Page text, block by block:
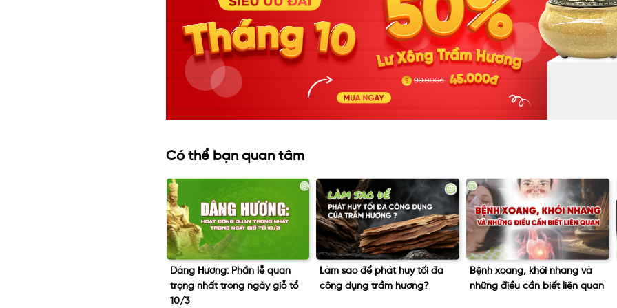
Có thể bạn quan tâm
Làm sao để phát huy tối đa
công dụng trầm hương?
Bệnh xoang, khói nhang và
những điều cần biết liên quan
Tết Đoan Ngọ – Ăn bánh tro
có giúp diệt sâu bọ?